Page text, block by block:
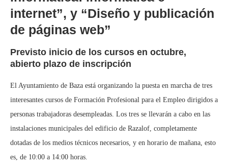
internet”, y “Diseño y publicación
de páginas web”
Previsto inicio de los cursos en octubre,
abierto plazo de inscripción
El Ayuntamiento de Baza está organizando la puesta en marcha de tres
interesantes cursos de Formación Profesional para el Empleo dirigidos a
personas trabajadoras desempleadas. Los tres se llevarán a cabo en las
instalaciones municipales del edificio de Razalof, completamente
dotadas de los medios técnicos necesarios, y en horario de mañana, esto
es, de 10:00 a 14:00 horas.